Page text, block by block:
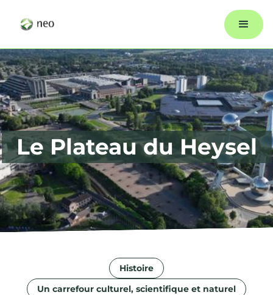
Le Plateau du Heysel
Histoire
Un carrefour culturel, scientifique et naturel